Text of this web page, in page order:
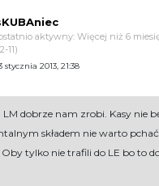
aktywny: Więcej niż 6
11)
stycznia 2013, 21:38
LM dobrze nam zrobi. Kasy nie
składem nie warto
Oby tylko nie trafili do LE bo to